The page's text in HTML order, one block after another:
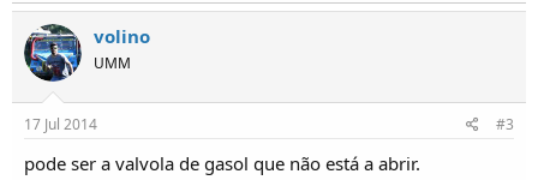
T
ó
p
i
c
o
o
volino
UMM
17 Jul 2014 #3
pode ser a valvola de gasol que não está a abrir.